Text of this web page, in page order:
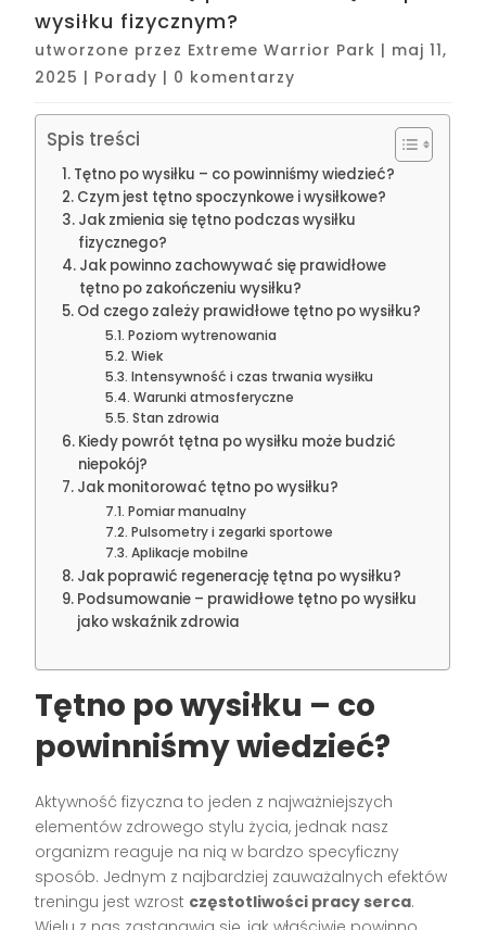
wysiłku fizycznym?
utworzone przez Extreme Warrior Park | maj 11,
2025 | Porady | 0 komentarzy
Spis treści
Tętno po wysiłku – co powinniśmy wiedzieć?
Czym jest tętno spoczynkowe i wysiłkowe?
Jak zmienia się tętno podczas wysiłku
fizycznego?
Jak powinno zachowywać się prawidłowe
tętno po zakończeniu wysiłku?
Od czego zależy prawidłowe tętno po wysiłku?
Poziom wytrenowania
Wiek
Intensywność i czas trwania wysiłku
Warunki atmosferyczne
Stan zdrowia
Kiedy powrót tętna po wysiłku może budzić
niepokój?
Jak monitorować tętno po wysiłku?
Pomiar manualny
Pulsometry i zegarki sportowe
Aplikacje mobilne
Jak poprawić regenerację tętna po wysiłku?
Podsumowanie – prawidłowe tętno po wysiłku
jako wskaźnik zdrowia
Tętno po wysiłku – co
powinniśmy wiedzieć?
Aktywność fizyczna to jeden z najważniejszych
elementów zdrowego stylu życia, jednak nasz
organizm reaguje na nią w bardzo specyficzny
sposób. Jednym z najbardziej zauważalnych efektów
treningu jest wzrost częstotliwości pracy serca.